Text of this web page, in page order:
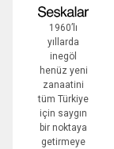
1960’lı
yıllarda
inegöl
henüz yeni
zanaatini
tüm Türkiye
için saygın
bir noktaya
getirmeye